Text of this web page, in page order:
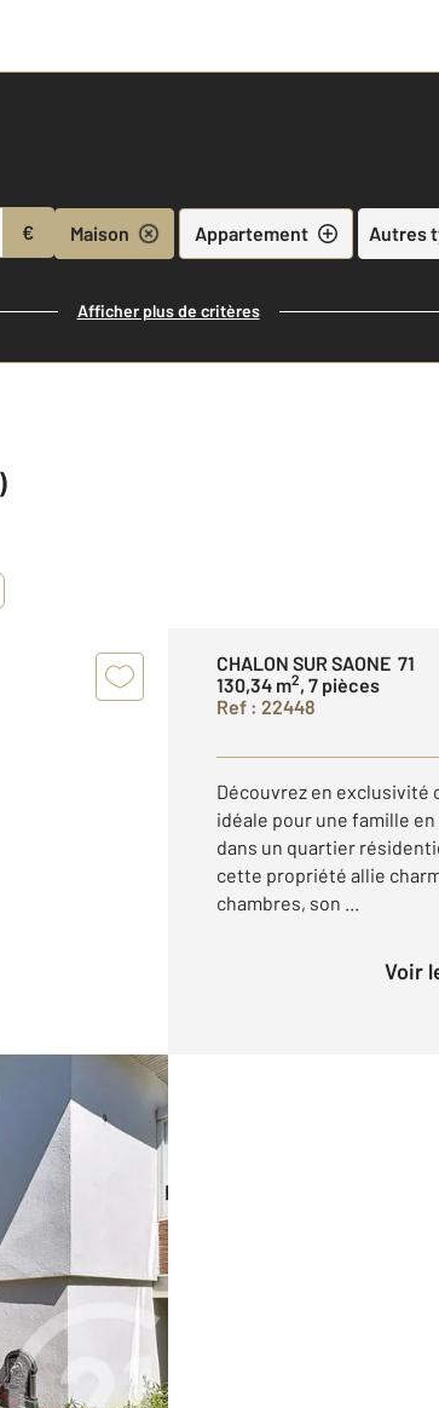
€ Maison Appartement Autres
Afficher plus de critères
CHALON SUR SAONE 71
130,34 m2, 7 pièces
Ref : 22448
Découvrez en exclusivité
idéale pour une famille
dans un quartier
cette propriété allie
chambres, son ...
Voir